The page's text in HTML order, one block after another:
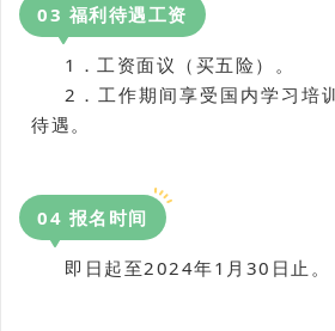
03 福利待遇工资
1．工资面议（买五险）。
2．工作期间享受国内学习培
待遇。
04 报名时间
即日起至2024年1月30日止。